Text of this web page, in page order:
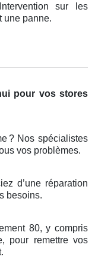
sur les
une panne.
pour vos stores
? Nos spécialistes
vos probl èmes.
d’une réparation
besoins.
80, y compris
pour remettre vos